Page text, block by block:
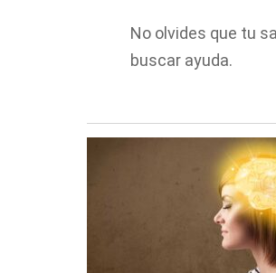
No olvides que tu
buscar ayuda.